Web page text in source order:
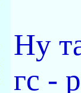
Ну
гс -